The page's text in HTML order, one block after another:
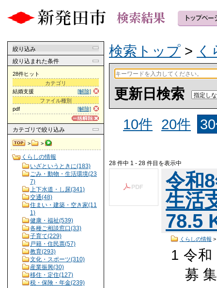
絞り込み
絞り込まれた条件
28件ヒット
カテゴリ
[解除]
結婚支援
ファイル種別
[解除]
pdf
カテゴリ で絞り込み
> >
くらしの情報
いざというときに(183)
ごみ・動物・生活環境(23
7)
上下水道・し尿(341)
交通(48)
住まい・建築・空き家(11
1)
健康・福祉(539)
各種ご相談窓口(33)
子育て(229)
戸籍・住民票(57)
教育(293)
文化・スポーツ(310)
産業振興(30)
移住・定住(127)
税・保険・年金(239)
検索トップ > く
更新日検索
10件
20件
28 件中 1 - 28 件目を表示中
令和
生活
78.5
くらしの情報 >
1 令
募